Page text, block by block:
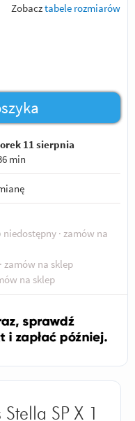
Zobacztabele rozmiarów
11 sierpnia
min
niedostępny · zamów na
· zamów na sklep
na sklep
SP X 1